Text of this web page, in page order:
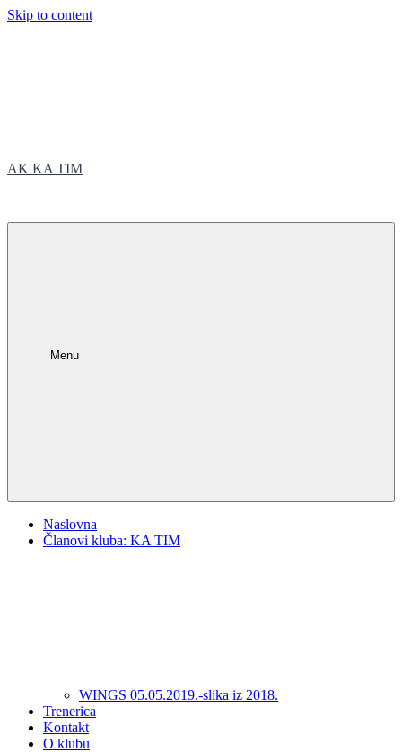
Skip to content
AK KA TIM
Menu
Naslovna
Članovi kluba: KA TIM
WINGS 05.05.2019.-slika iz 2018.
Trenerica
Kontakt
O klubu